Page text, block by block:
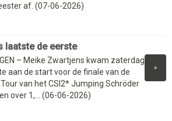
af. (07-06-2026)
laatste de eerste
»
– Meike Zwartjens kwam zaterdag
aan de start voor de finale van de
van het CSI2* Jumping Schröder
over 1,... (06-06-2026)